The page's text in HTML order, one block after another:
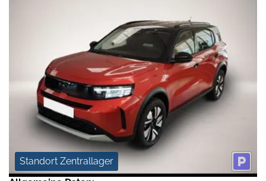
Standort Zentrallager